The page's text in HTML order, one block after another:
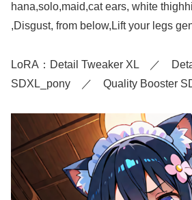
hana,solo,maid,cat ears, white
,Disgust, from below,Lift your legs
LoRA：Detail Tweaker XL ／
SDXL_pony ／ Quality Booster